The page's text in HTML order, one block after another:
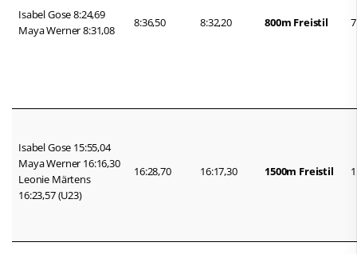
Isabel Gose 8:24,69
Maya Werner 8:31,08
8:36,50 8:32,20 800m Freistil
Isabel Gose 15:55,04
Maya Werner 16:16,30
Leonie Märtens
16:23,57 (U23)
16:28,70 16:17,30 1500m Freistil